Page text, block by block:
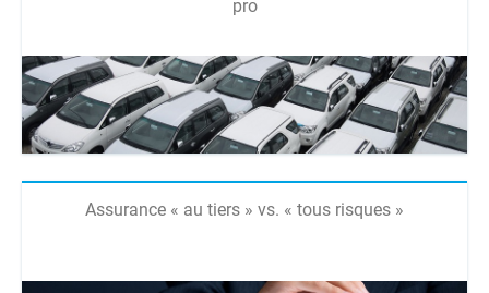
pro
Assurance « au tiers » vs. « tous risques »